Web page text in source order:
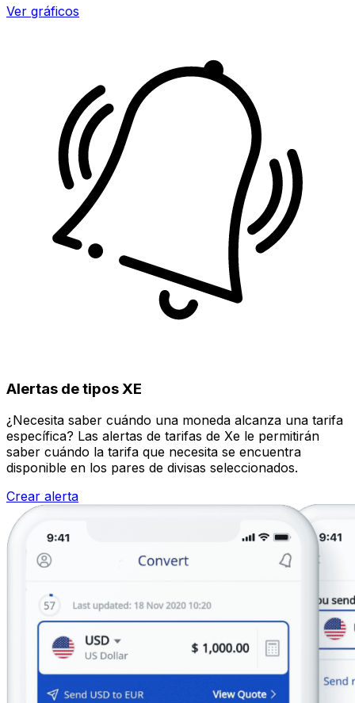
Ver gráficos
Alertas de tipos XE
¿Necesita saber cuándo una moneda alcanza una tarifa
específica? Las alertas de tarifas de Xe le permitirán
saber cuándo la tarifa que necesita se encuentra
disponible en los pares de divisas seleccionados.
Crear alerta